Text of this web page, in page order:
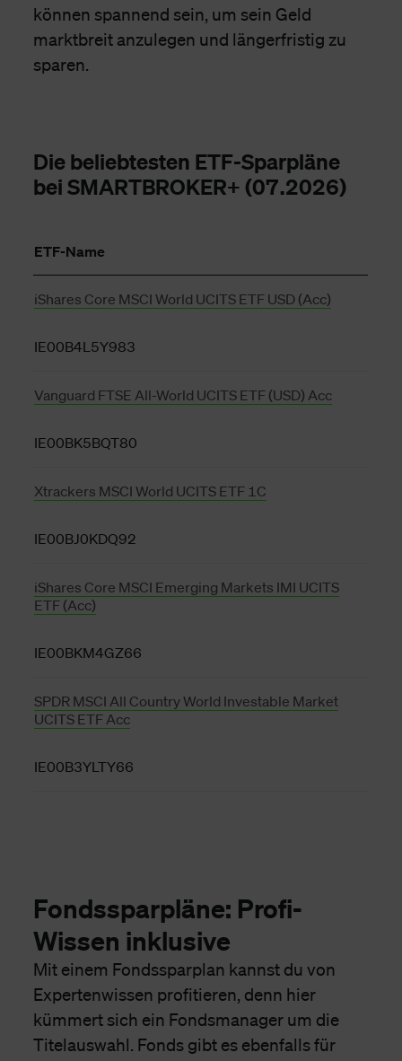
können spannend sein, um sein Geld
marktbreit anzulegen und längerfristig zu
sparen.
Die beliebtesten ETF-Sparpläne
bei SMARTBROKER+ (07.2026)
ETF-Name
iShares Core MSCI World UCITS ETF USD (Acc)
IE00B4L5Y983
Vanguard FTSE All-World UCITS ETF (USD) Acc
IE00BK5BQT80
Xtrackers MSCI World UCITS ETF 1C
IE00BJ0KDQ92
iShares Core MSCI Emerging Markets IMI UCITS
ETF (Acc)
IE00BKM4GZ66
SPDR MSCI All Country World Investable Market
UCITS ETF Acc
IE00B3YLTY66
Fondssparpläne: Profi-
Wissen inklusive
Mit einem Fondssparplan kannst du von
Expertenwissen profitieren, denn hier
kümmert sich ein Fondsmanager um die
Titelauswahl. Fonds gibt es ebenfalls für